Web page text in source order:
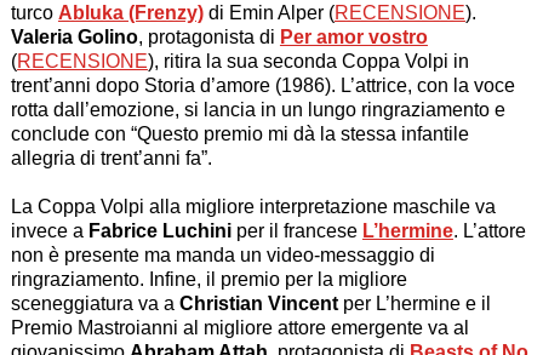
turco Abluka (Frenzy)di Emin Alper (RECENSIONE).
Valeria Golino, protagonista di Per amor vostro
(RECENSIONE), ritira la sua seconda Coppa Volpi in
trent’anni dopo Storia d’amore (1986). L’attrice, con la voce
rotta dall’emozione, si lancia in un lungo ringraziamento e
conclude con “Questo premio mi dà la stessa infantile
allegria di trent’anni fa”.
La Coppa Volpi alla migliore interpretazione maschile va
invece a Fabrice Luchiniper il francese L’hermine. L’attore
non è presente ma manda un video-messaggio di
ringraziamento. Infine, il premio per la migliore
sceneggiatura va a Christian Vincentper L’hermine e il
Premio Mastroianni al migliore attore emergente va al